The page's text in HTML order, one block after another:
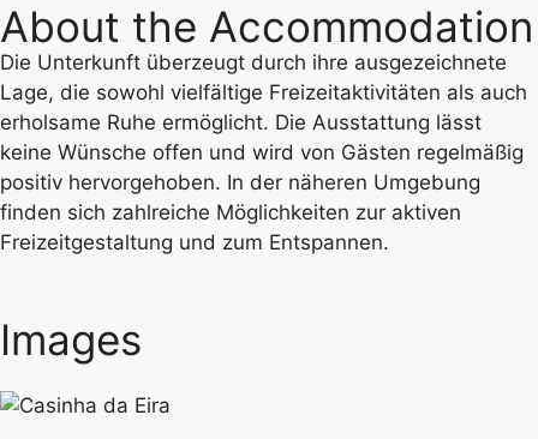
About the Accommodation
Die Unterkunft überzeugt durch ihre ausgezeichnete
Lage, die sowohl vielfältige Freizeitaktivitäten als auch
erholsame Ruhe ermöglicht. Die Ausstattung lässt
keine Wünsche offen und wird von Gästen regelmäßig
positiv hervorgehoben. In der näheren Umgebung
finden sich zahlreiche Möglichkeiten zur aktiven
Freizeitgestaltung und zum Entspannen.
Images